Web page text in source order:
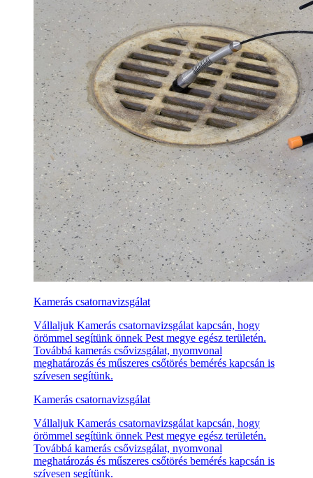
Kamerás csatornavizsgálat
Vállaljuk Kamerás csatornavizsgálat kapcsán, hogy
örömmel segítünk önnek Pest megye egész területén.
Továbbá kamerás csővizsgálat, nyomvonal
meghatározás és műszeres csőtörés bemérés kapcsán is
szívesen segítünk.
Kamerás csatornavizsgálat
Vállaljuk Kamerás csatornavizsgálat kapcsán, hogy
örömmel segítünk önnek Pest megye egész területén.
Továbbá kamerás csővizsgálat, nyomvonal
meghatározás és műszeres csőtörés bemérés kapcsán is
szívesen segítünk.